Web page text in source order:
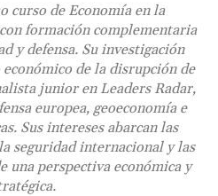
curso de Economía en la
formación complementaria
y defensa. Su investigación
de la disrupción de
junior en Leaders Radar,
europea, geoeconomía e
Sus intereses abarcan las
seguridad internacional y las
una perspectiva económica y